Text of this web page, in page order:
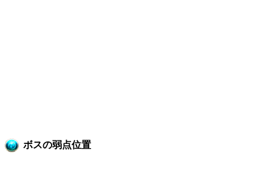
ボスの弱点位置